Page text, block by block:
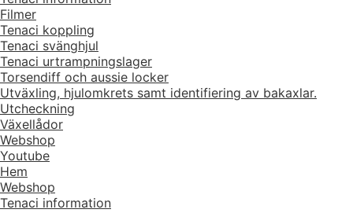
Filmer
Tenaci koppling
Tenaci svänghjul
Tenaci urtrampningslager
Torsendiff och aussie locker
Utväxling, hjulomkrets samt identifiering av bakaxlar.
Utcheckning
Växellådor
Webshop
Youtube
Hem
Webshop
Tenaci information